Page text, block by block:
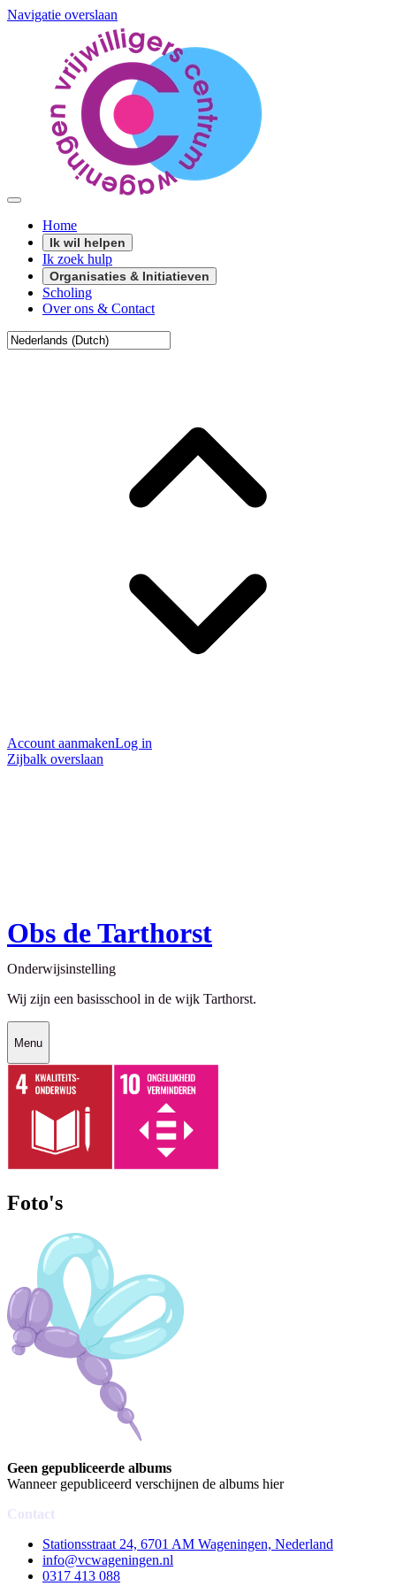
Navigatie overslaan
Home
Ik wil helpen
Ik zoek hulp
Organisaties & Initiatieven
Scholing
Over ons & Contact
Account aanmakenLog in
Zijbalk overslaan
Obs de Tarthorst
Onderwijsinstelling
Wij zijn een basisschool in de wijk Tarthorst.
Menu
Foto's
Geen gepubliceerde albums
Wanneer gepubliceerd verschijnen de albums hier
Contact
Stationsstraat 24, 6701 AM Wageningen, Nederland
info@vcwageningen.nl
0317 413 088